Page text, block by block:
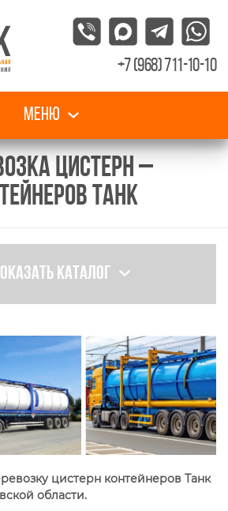
+7 (968) 711-10-10
Меню
ЦИСТЕРН –
ТАНК
каталог
цистерн контейнеров Танк
области.